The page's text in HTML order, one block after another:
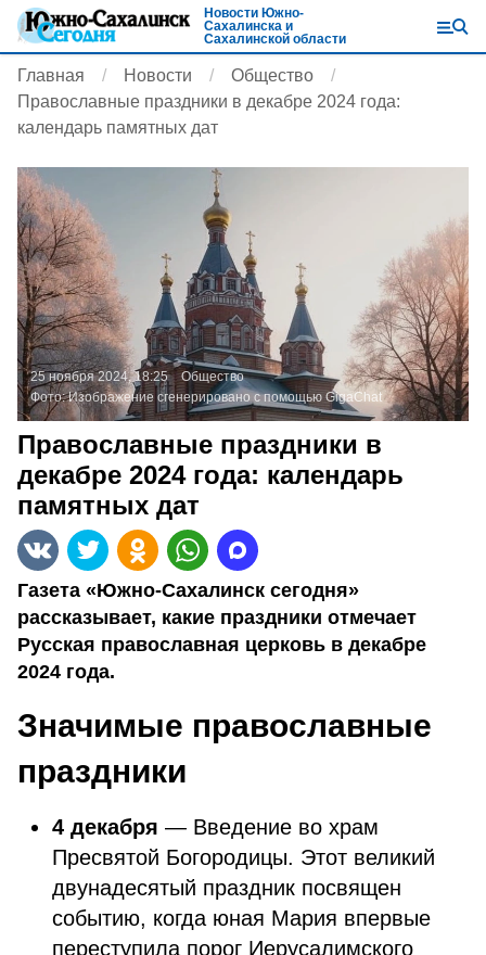
Новости Южно-
Сахалинска и
Сахалинской области
Главная Новости
Общество
Православные праздники в декабре 2024 года:
календарь памятных дат
25 ноября 2024, 18:25
Общество
Фото:Изображение сгенерировано с помощью GigaChat
Православные праздники в
декабре 2024 года: календарь
памятных дат
Газета «Южно-Сахалинск сегодня»
рассказывает, какие праздники отмечает
Русская православная церковь в декабре
2024 года.
Значимые православные
праздники
4 декабря — Введение во храм
Пресвятой Богородицы. Этот великий
двунадесятый праздник посвящен
событию, когда юная Мария впервые
переступила порог Иерусалимского